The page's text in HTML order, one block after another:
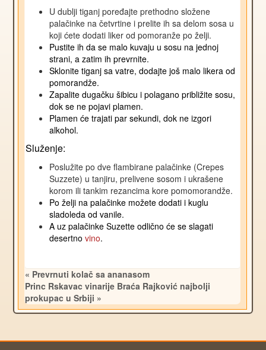
U dublji tiganj poređajte prethodno složene
palačinke na četvrtine i prelite ih sa delom sosa u
koji ćete dodati liker od pomoranže po želji.
Pustite ih da se malo kuvaju u sosu na jednoj
strani, a zatim ih prevrnite.
Sklonite tiganj sa vatre, dodajte još malo likera od
pomorandže.
Zapalite dugačku šibicu i polagano približite sosu,
dok se ne pojavi plamen.
Plamen će trajati par sekundi, dok ne izgori
alkohol.
Služenje:
Poslužite po dve flambirane palačinke (Crepes
Suzzete) u tanjiru, prelivene sosom i ukrašene
korom ili tankim rezancima kore pomomorandže.
Po želji na palačinke možete dodati i kuglu
sladoleda od vanile.
A uz palačinke Suzette odlično će se slagati
desertno vino.
« Prevrnuti kolač sa ananasom
Princ Rskavac vinarije Braća Rajković najbolji
prokupac u Srbiji »